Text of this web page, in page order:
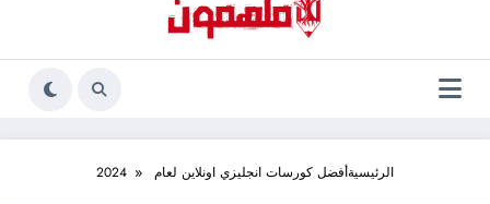
الرئيسيةأفضل كورسات انجليزي اونلاين لعام 2024